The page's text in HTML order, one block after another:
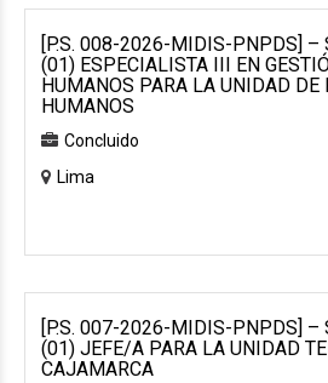
[P.S. 008-2026-MIDIS-PNPDS] –
(01) ESPECIALISTA III EN
HUMANOS PARA LA UNIDAD DE
HUMANOS
Concluido
Lima
[P.S. 007-2026-MIDIS-PNPDS] –
(01) JEFE/A PARA LA UNIDAD
CAJAMARCA